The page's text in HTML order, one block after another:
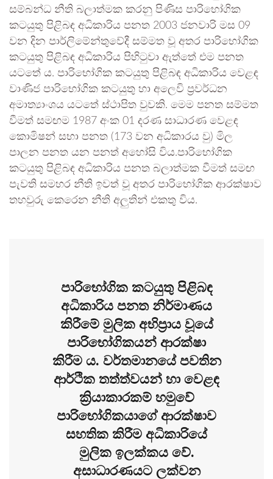
සම්බන්ධ නීති බලාත්මක කරනු පිණිස පාරිභෝගික
කටයුතු පිළිබඳ අධිකාරිය පනත 2003 ජනවාරි මස 09
වන දින පාර්ලිමේන්තුවේදී සම්මත වූ අතර පාරිභෝගික
කටයුතු පිළිබඳ අධිකාරිය පිහිටුවා ඇත්තේ එම පනත
යටතේ ය. පාරිභෝගික කටයුතු පිළිබඳ අධිකාරිය වෙළඳ
වාණිජ පාරිභෝගික කටයුතු හා අලෙවි ප්‍රවර්ධන
අමාත්‍යාංශය යටතේ ස්ථාපිත වුවකි. මෙම පනත සම්මත
වීමත් සමඟම 1987 අංක 01 දරණ සාධාරණ වෙළඳ
කොමිෂන් සභා පනත (173 වන අධිකාරය වු) මිල
පාලන පනත යන පනත් අහෝසි විය.පාරිභෝගික
කටයුතු පිළිබඳ අධිකාරිය පනත බලාත්මක වීමත් සමඟ
පැවති සමහර නීති ඉවත් වූ අතර පාරිභෝගික ආරක්ෂාව
තහවුරු කෙරෙන නීති අලුතින් එකතු විය.
පාරිභෝගික කටයුතු පිළිබඳ
අධිකාරිය පනත නිර්මාණය
කිරීමේ මුලික අභිප්‍රාය වූයේ
පාරිභෝගිකයන් ආරක්ෂා
කිරීම ය. වර්තමානයේ පවතින
ආර්ථික තත්ත්වයන් හා වෙළඳ
ක්‍රියාකාරකම් හමුවේ
පාරිභෝගිකයාගේ ආරක්ෂාව
සහතික කිරීම අධිකාරියේ
මුලික ඉලක්කය වේ.
අසාධාරණයට ලක්වන